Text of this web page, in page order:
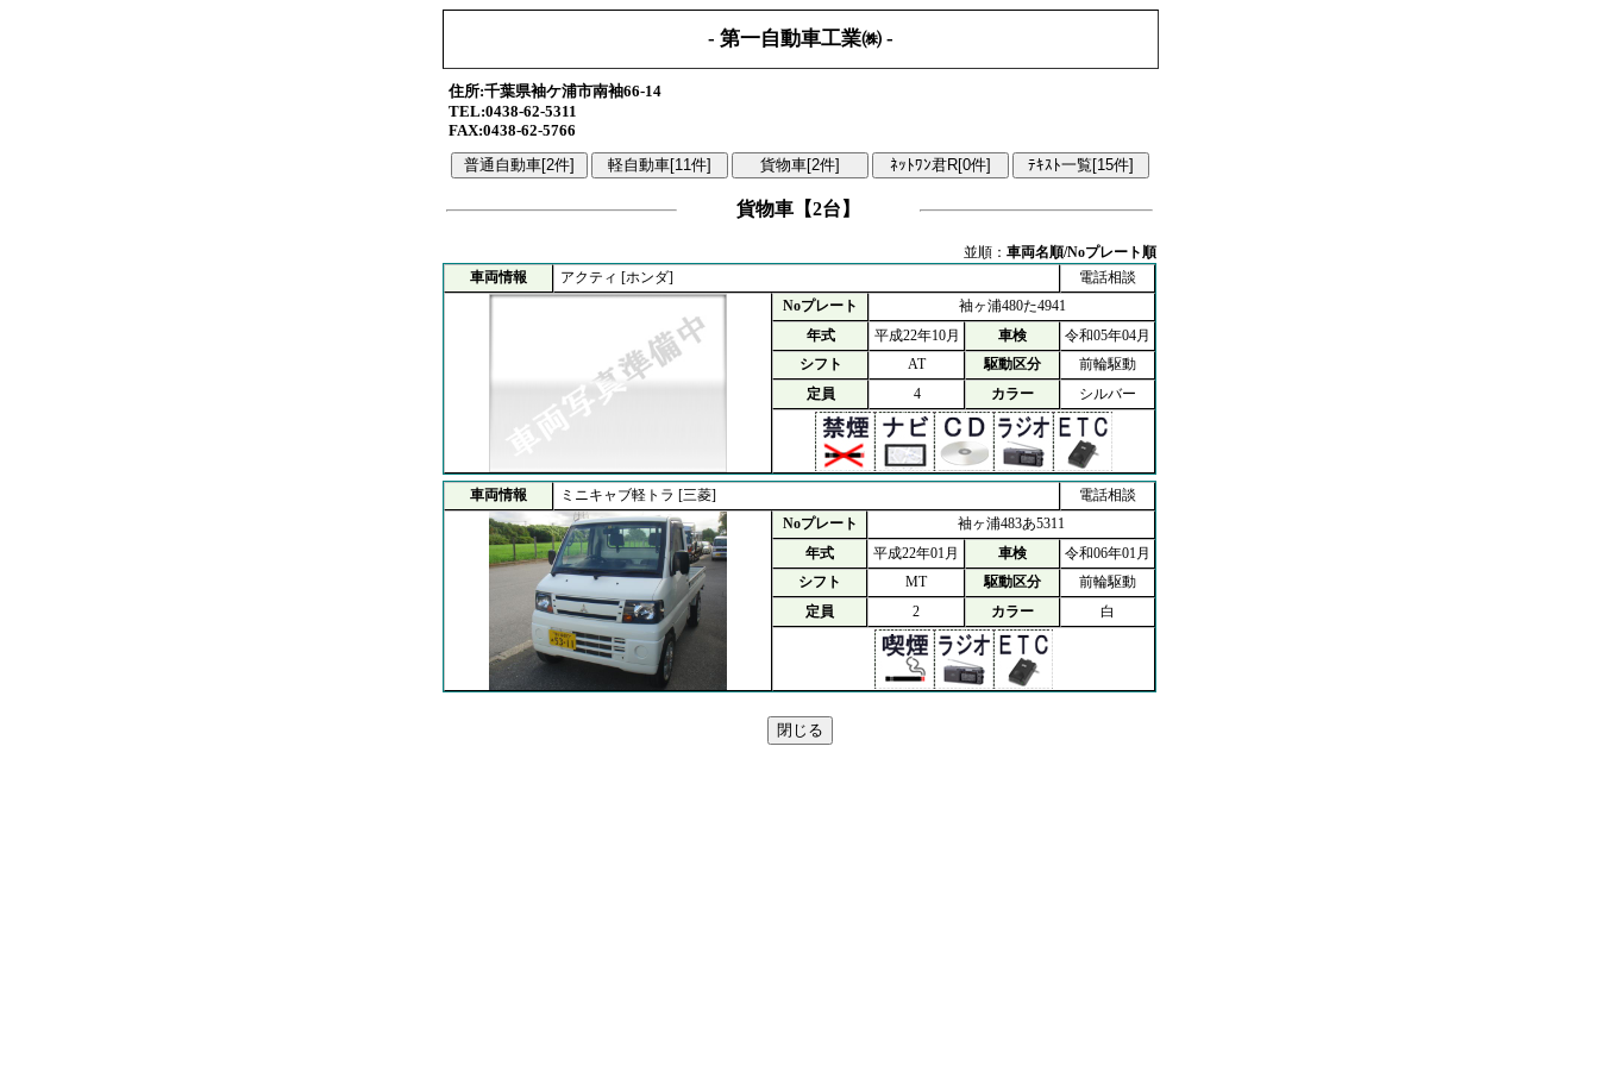
- 第一自動車工業㈱ -
住所:千葉県袖ケ浦市南袖66-14
TEL:0438-62-5311
FAX:0438-62-5766
貨物車【2台】
並順： 車両名順/Noプレート順
車両情報
アクティ [ホンダ]
電話相談
Noプレート
袖ヶ浦480た4941
年式
平成22年10月 車検
令和05年04月
シフト
AT 駆動区分
前輪駆動
定員
4 カラー シルバー
車両情報 ミニキャブ軽トラ [三菱]
電話相談
Noプレート
袖ヶ浦483あ5311
年式
平成22年01月 車検
令和06年01月
シフト
MT 駆動区分
前輪駆動
定員
2 カラー 白